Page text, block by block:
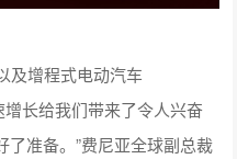
及增程式电动汽车
增长给我们带来了令人兴奋
准备。”费尼亚全球副总裁